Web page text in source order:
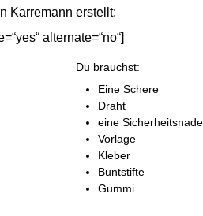
Karremann erstellt:
alternate=“no“]
Du brauchst:
Eine Schere
Draht
eine
Vorlage
Kleber
Buntstifte
Gummi